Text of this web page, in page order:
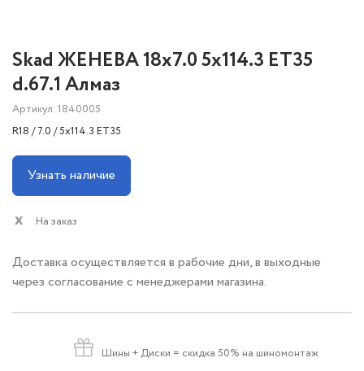
Skad ЖЕНЕВА 18x7.0 5x114.3 ET35
d.67.1 Алмаз
Артикул: 1840005
R18 / 7.0 / 5x114.3 ET35
Узнать наличие
На заказ
Доставка осуществляется в рабочие дни, в выходные
через согласование с менеджерами магазина.
Шины + Диски = скидка 50% на шиномонтаж